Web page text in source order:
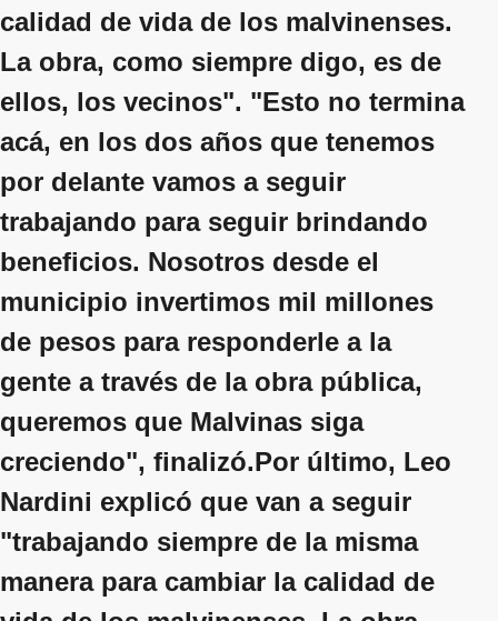
calidad de vida de los malvinenses.
La obra, como siempre digo, es de
ellos, los vecinos". "Esto no termina
acá, en los dos años que tenemos
por delante vamos a seguir
trabajando para seguir brindando
beneficios. Nosotros desde el
municipio invertimos mil millones
de pesos para responderle a la
gente a través de la obra pública,
queremos que Malvinas siga
creciendo", finalizó.Por último, Leo
Nardini explicó que van a seguir
"trabajando siempre de la misma
manera para cambiar la calidad de